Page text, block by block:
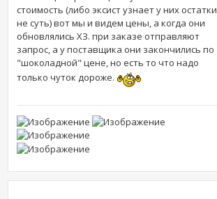
стоимость (либо эксист узнает у них остатки
не суть) вот мы и видем цены, а когда они
обновлялись ХЗ. при заказе отправляют
запрос, а у поставщика они закончились по
"шоколадной" цене, но есть то что надо
только чуток дороже.